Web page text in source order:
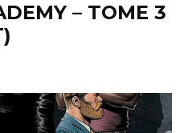
– TOME 3